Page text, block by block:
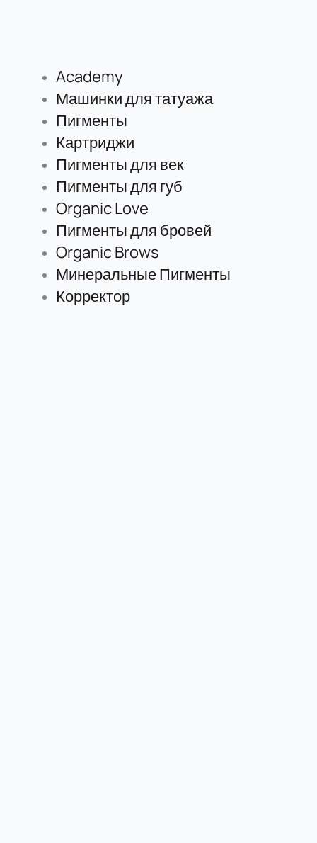
Academy
Машинки для татуажа
Пигменты
Картриджи
Пигменты для век
Пигменты для губ
Organic Love
Пигменты для бровей
Organic Brows
Минеральные Пигменты
Корректор